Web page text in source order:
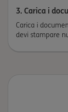
3. Carica i
Carica i
devi stampare